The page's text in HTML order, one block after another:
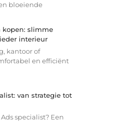
bloeiende
kopen: slimme
interieur
kantoor of
en efficiënt
van strategie tot
specialist? Een